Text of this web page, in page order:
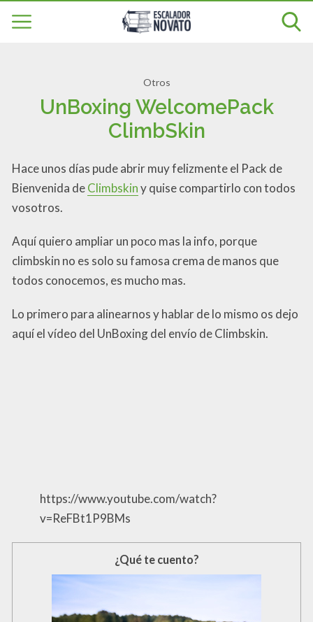
Otros
UnBoxing WelcomePack
ClimbSkin
Hace unos días pude abrir muy felizmente el Pack de
Bienvenida deClimbskiny quise compartirlo con todos
vosotros.
Aquí quiero ampliar un poco mas la info, porque
climbskin no es solo su famosa crema de manos que
todos conocemos, es mucho mas.
Lo primero para alinearnos y hablar de lo mismo os dejo
aquí el vídeo del UnBoxing del envío de Climbskin.
https://www.youtube.com/watch?
v=ReFBt1P9BMs
¿Qué te cuento?